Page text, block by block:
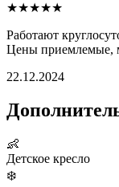
★★★★★
Работают
Цены приемлемые,
22.12.2024
👶
Детское кресло
❄️